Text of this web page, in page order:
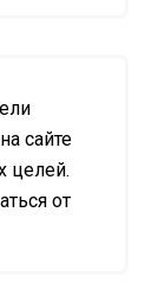
сайте
целей.
от